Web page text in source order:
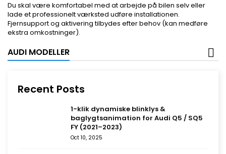
AUDI MODELLER
Recent Posts
1-klik dynamiske blinklys &
baglygtsanimation for Audi Q5 / SQ5
FY (2021–2023)
Oct 10, 2025
Du skal være komfortabel med at arbejde på bilen selv eller
lade et professionelt værksted udføre installationen.
Fjernsupport og aktivering tilbydes efter behov (kan medføre
ekstra omkostninger).